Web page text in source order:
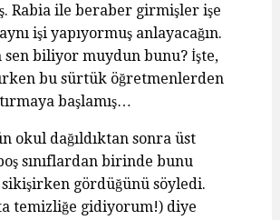
Rabia ile beraber girmişler işe
işi yapıyormuş anlayacağın.
biliyor muydun bunu? İşte,
bu sürtük öğretmenlerden
başlamış…
okul dağıldıktan sonra üst
sınıflardan birinde bunu
gördüğünü söyledi.
temizliğe gidiyorum!) diye